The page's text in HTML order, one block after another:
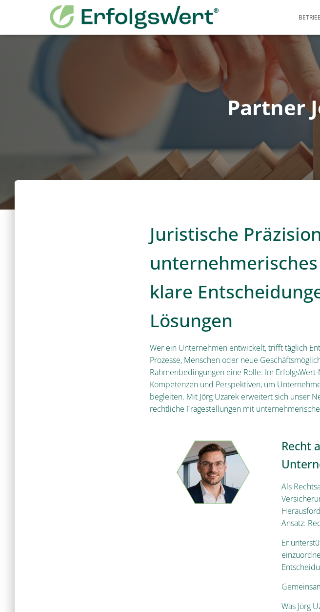
Partner
Juristische
klare
Lösungen
Wer ein Unternehmen entwickelt, trifft täglich
Prozesse, Menschen oder neue
Rahmenbedingungen eine Rolle. Im
Kompetenzen und Perspektiven, um
begleiten. Mit Jörg Uzarek erweitert sich unser
rechtliche Fragestellungen mit
Recht
Als
Ansatz:
Er
Was Jörg